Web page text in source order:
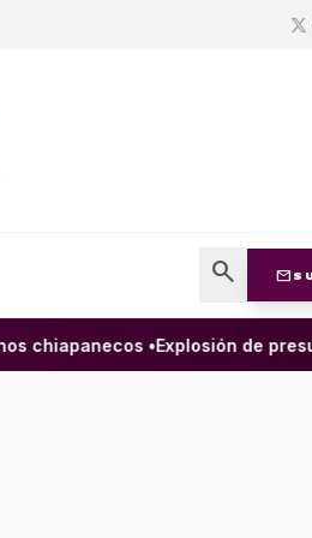
search mail
•Explosión de